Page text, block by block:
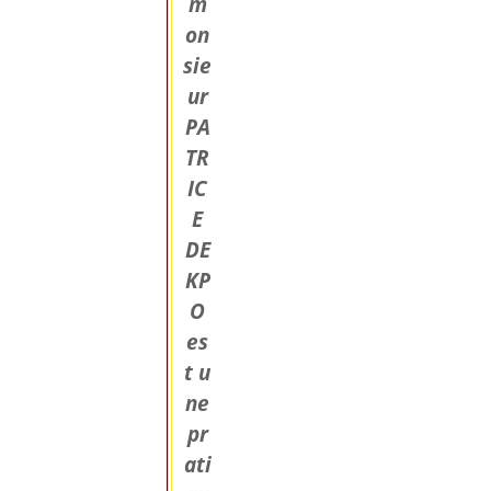
on
sie
ur
PA
TR
IC
E
DE
KP
O
es
t u
ne
pr
ati